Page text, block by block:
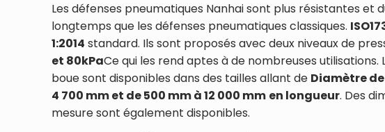
Les défenses pneumatiques Nanhai sont plus résistantes et
longtemps que les défenses pneumatiques classiques.
1:2014 standard. Ils sont proposés avec deux niveaux de
et 80kPaCe qui les rend aptes à de nombreuses utilisations.
boue sont disponibles dans des tailles allant de Diamètre
4 700 mm et de 500 mm à 12 000 mm en longueur. Des
mesure sont également disponibles.